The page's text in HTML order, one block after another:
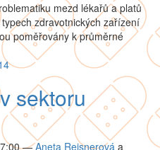
mezd lékařů a platů
zdravotnických zařízení
poměřovány k průměrné
sektoru
— Aneta Reisnerová a